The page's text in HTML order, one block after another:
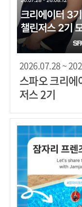
2026.07.28 ~
스파오 크리
저스 2기